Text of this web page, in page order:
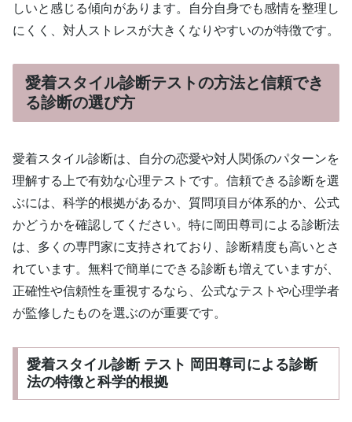
しいと感じる傾向があります。自分自身でも感情を整理し
にくく、対人ストレスが大きくなりやすいのが特徴です。
愛着スタイル診断テストの方法と信頼でき
る診断の選び方
愛着スタイル診断は、自分の恋愛や対人関係のパターンを
理解する上で有効な心理テストです。信頼できる診断を選
ぶには、科学的根拠があるか、質問項目が体系的か、公式
かどうかを確認してください。特に岡田尊司による診断法
は、多くの専門家に支持されており、診断精度も高いとさ
れています。無料で簡単にできる診断も増えていますが、
正確性や信頼性を重視するなら、公式なテストや心理学者
が監修したものを選ぶのが重要です。
愛着スタイル診断 テスト 岡田尊司による診断
法の特徴と科学的根拠